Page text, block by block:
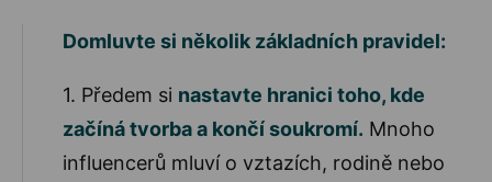
Domluvte si několik základních pravidel:
1. Předem si nastavte hranici toho, kde
začíná tvorba a končí soukromí. Mnoho
influencerů mluví o vztazích, rodině nebo